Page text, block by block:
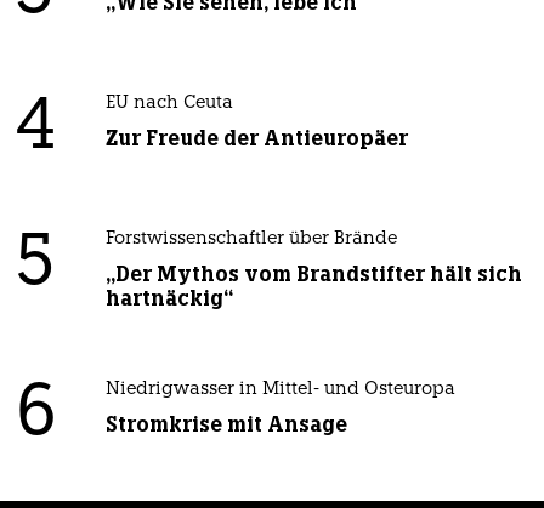
4 EU nach Ceuta
Zur Freude der Antieuropäer
5 Forstwissenschaftler über Brände
„Der Mythos vom Brandstifter hält sich
hartnäckig“
6 Niedrigwasser in Mittel- und Osteuropa
Stromkrise mit Ansage